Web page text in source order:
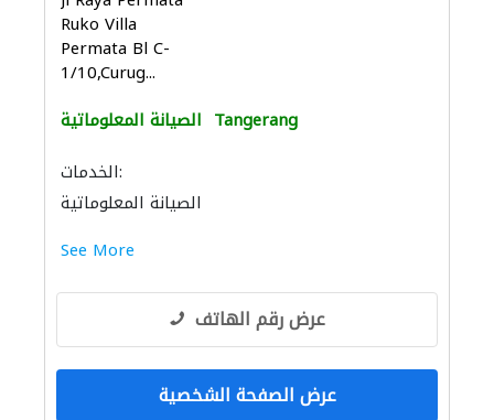
Ruko Villa
Permata Bl C-
1/10,Curug...
الصيانة المعلوماتية Tangerang
الخدمات:
الصيانة المعلوماتية
See More
عرض رقم الهاتف
عرض الصفحة الشخصية